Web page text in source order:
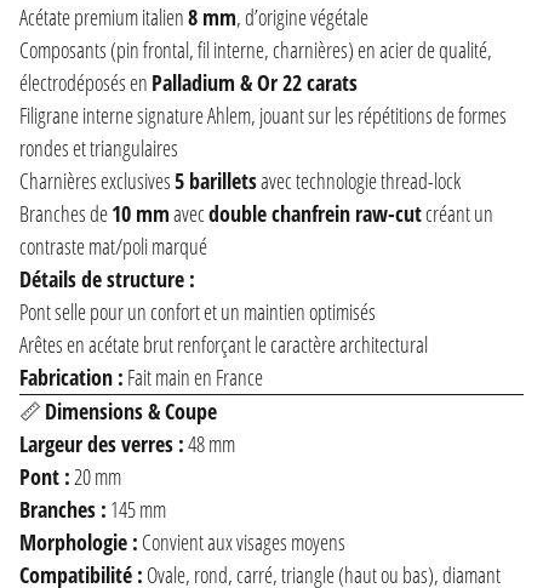
Acétate premium italien8 mm, d’origine végétale
Composants (pin frontal, fil interne, charnières) en acier de qualité,
électrodéposés en Palladium & Or 22 carats
Filigrane interne signature Ahlem, jouant sur les répétitions de formes
rondes et triangulaires
Charnières exclusives5 barilletsavec technologie thread-lock
Branches de10 mmavecdouble chanfrein raw-cutcréant un
contraste mat/poli marqué
Détails de structure :
Pont selle pour un confort et un maintien optimisés
Arêtes en acétate brut renforçant le caractère architectural
Fabrication : Fait main en France
📏 Dimensions & Coupe
Largeur des verres :48 mm
Pont : 20 mm
Branches : 145 mm
Morphologie : Convient aux visages moyens
Compatibilité : Ovale, rond, carré, triangle (haut ou bas), diamant